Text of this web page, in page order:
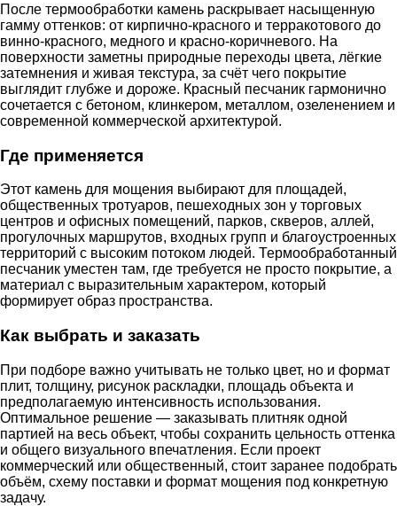
После термообработки камень раскрывает насыщенную
гамму оттенков: от кирпично-красного и терракотового до
винно-красного, медного и красно-коричневого. На
поверхности заметны природные переходы цвета, лёгкие
затемнения и живая текстура, за счёт чего покрытие
выглядит глубже и дороже. Красный песчаник гармонично
сочетается с бетоном, клинкером, металлом, озеленением и
современной коммерческой архитектурой.
Где применяется
Этот камень для мощения выбирают для площадей,
общественных тротуаров, пешеходных зон у торговых
центров и офисных помещений, парков, скверов, аллей,
прогулочных маршрутов, входных групп и благоустроенных
территорий с высоким потоком людей. Термообработанный
песчаник уместен там, где требуется не просто покрытие, а
материал с выразительным характером, который
формирует образ пространства.
Как выбрать и заказать
При подборе важно учитывать не только цвет, но и формат
плит, толщину, рисунок раскладки, площадь объекта и
предполагаемую интенсивность использования.
Оптимальное решение — заказывать плитняк одной
партией на весь объект, чтобы сохранить цельность оттенка
и общего визуального впечатления. Если проект
коммерческий или общественный, стоит заранее подобрать
объём, схему поставки и формат мощения под конкретную
задачу.